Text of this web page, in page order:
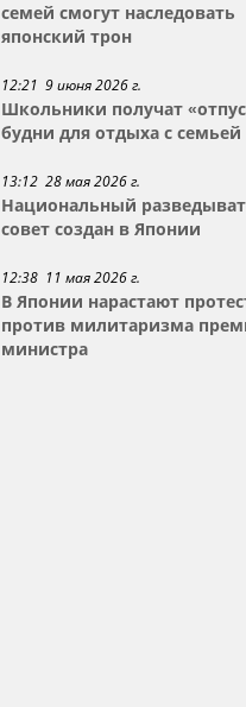
семей смогут наследовать
японский трон
12:21 9 июня 2026 г.
Школьники получат
будни для отдыха с семьей
13:12 28 мая 2026 г.
Национальный
совет создан в Японии
12:38 11 мая 2026 г.
В Японии нарастают
против милитаризма
министра